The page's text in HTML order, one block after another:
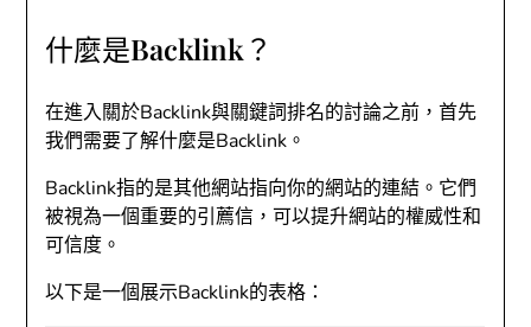
什麼是Backlink？
在進入關於Backlink與關鍵詞排名的討論之前，首先
我們需要了解什麼是Backlink。
Backlink指的是其他網站指向你的網站的連結。它們
被視為一個重要的引薦信，可以提升網站的權威性和
可信度。
以下是一個展示Backlink的表格：